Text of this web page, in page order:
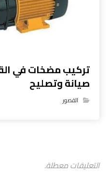
صيانة وتصليح
القصور
التعليقات معطلة.